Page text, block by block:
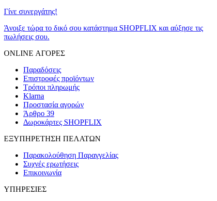
Γίνε συνεργάτης!
Άνοιξε τώρα το δικό σου κατάστημα SHOPFLIX και αύξησε τις
πωλήσεις σου.
ONLINE ΑΓΟΡΕΣ
Παραδόσεις
Επιστροφές προϊόντων
Τρόποι πληρωμής
Klarna
Προστασία αγορών
Άρθρο 39
Δωροκάρτες SHOPFLIX
ΕΞΥΠΗΡΕΤΗΣΗ ΠΕΛΑΤΩΝ
Παρακολούθηση Παραγγελίας
Συχνές ερωτήσεις
Επικοινωνία
ΥΠΗΡΕΣΙΕΣ